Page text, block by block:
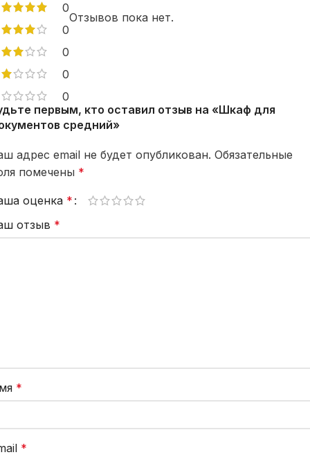
0
0
0
0
0
Отзывов пока нет.
первым, кто оставил отзыв на «Шкаф для
средний»
адрес email не будет опубликован. Обязательные
помечены *
оценка *
отзыв *
*
*